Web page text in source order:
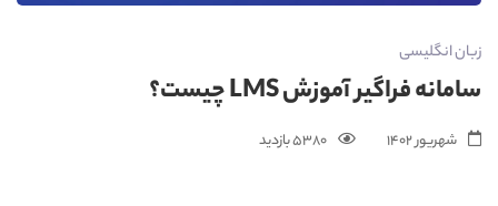
زبان انگلیسی
سامانه فراگیر آموزش LMS چیست؟
شهریور 1402 5380 بازدید